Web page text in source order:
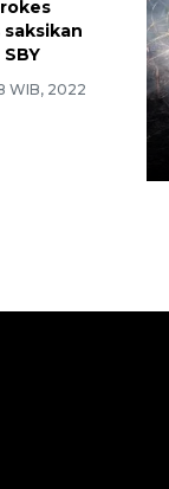
WIB, 2022
bibit